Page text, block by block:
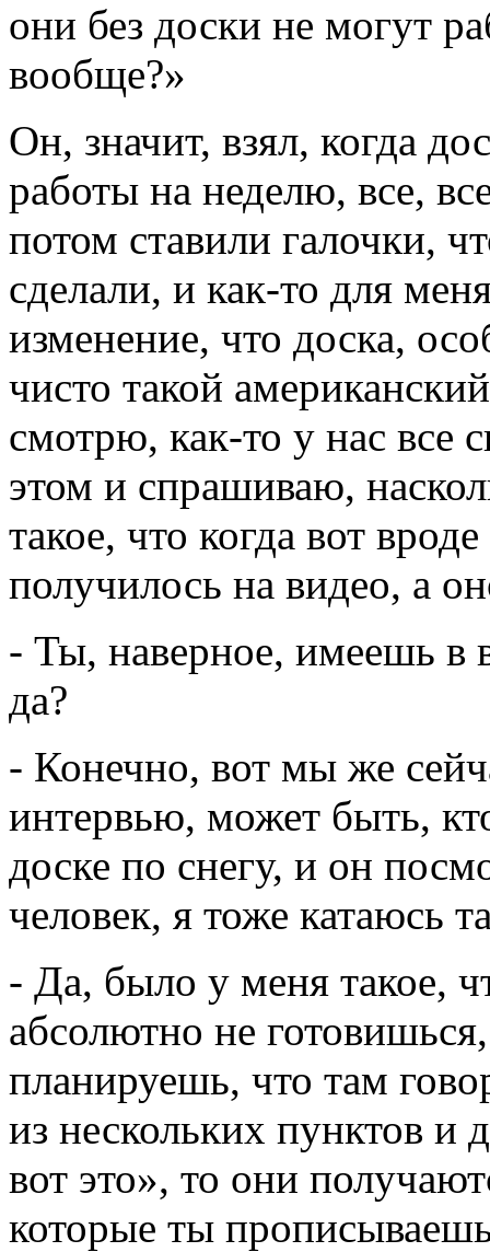
они без доски не могут
вообще?»
Он, значит, взял, когда
работы на неделю, все,
потом ставили галочки,
сделали, и как-то для
изменение, что доска,
чисто такой
смотрю, как-то у нас все
этом и спрашиваю,
такое, что когда вот
получилось на видео, а
- Ты, наверное, имеешь в
да?
- Конечно, вот мы же
интервью, может быть,
доске по снегу, и он
человек, я тоже катаюсь
- Да, было у меня такое,
абсолютно не
планируешь, что там
из нескольких пунктов
вот это», то они
которые ты